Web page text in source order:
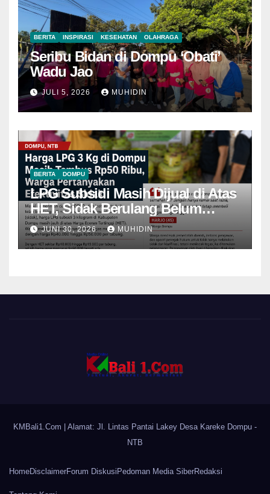
BERITA INSPIRASI KESEHATAN OLAHRAGA
Seribu Bidan di Dompu ‘Obati’
Wadu Jao
JULI 5, 2026 MUHIDIN
BERITA DOMPU
LPG Subsidi Masih Dijual di Atas
HET, Sidak Berulang Belum
Mampu Menekan Harga
JUNI 30, 2026 MUHIDIN
KMBali1.Com
| Alamat: Jl. Lintas Pantai Lakey Desa Kareke Dompu -
NTB
HomeDisclaimerForum Diskusi Pedoman Media SiberRedaksi